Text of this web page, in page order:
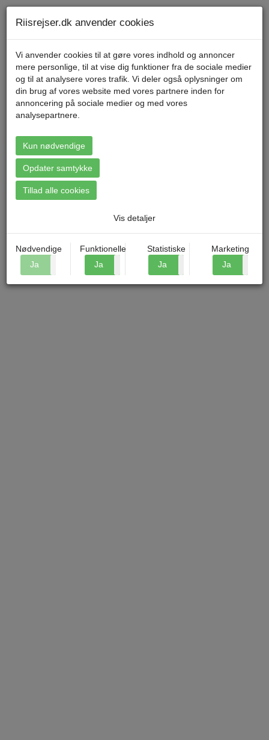
Menu
Booking: Lübeck - Julemarkeder
i Nordtyskland
Riisrejser.dk anvender cookies
Vi anvender cookies til at gøre vores indhold og annoncer
mere personlige, til at vise dig funktioner fra de sociale medier
og til at analysere vores trafik. Vi deler også oplysninger om
din brug af vores website med vores partnere inden for
annoncering på sociale medier og med vores
analysepartnere.
Kun nødvendige
Opdater samtykke
Tillad alle cookies
Vis detaljer
Nødvendige
Ja
Funktionelle
Ja
Statistiske
Ja
Marketing
Ja